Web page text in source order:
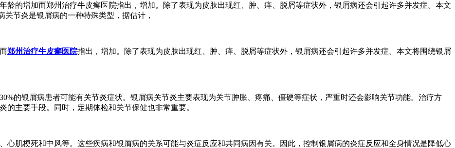
龄的增加而郑州治疗牛皮癣医院指出，增加。除了表现为皮肤出现红、肿、痒、脱屑等症状外，银屑病还会引起许多并发症。本文
节炎是银屑病的一种特殊类型，据估计，
郑州治疗牛皮癣医院指出，增加。除了表现为皮肤出现红、肿、痒、脱屑等症状外，银屑病还会引起许多并发症。本文将围绕银屑
的银屑病患者可能有关节炎症状。银屑病关节炎主要表现为关节肿胀、疼痛、僵硬等症状，严重时还会影响关节功能。治疗方
主要手段。同时，定期体检和关节保健也非常重要。
心肌梗死和中风等。这些疾病和银屑病的关系可能与炎症反应和共同病因有关。因此，控制银屑病的炎症反应和全身情况是降低心